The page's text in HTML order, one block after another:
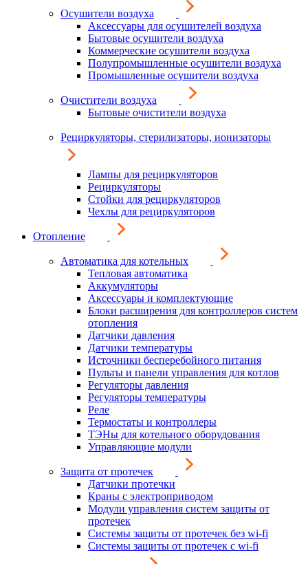
Осушители воздуха
Аксессуары для осушителей воздуха
Бытовые осушители воздуха
Коммерческие осушители воздуха
Полупромышленные осушители воздуха
Промышленные осушители воздуха
Очистители воздуха
Бытовые очистители воздуха
Рециркуляторы, стерилизаторы, ионизаторы
Лампы для рециркуляторов
Рециркуляторы
Стойки для рециркуляторов
Чехлы для рециркуляторов
Отопление
Автоматика для котельных
Тепловая автоматика
Аккумуляторы
Аксессуары и комплектующие
Блоки расширения для контроллеров систем
отопления
Датчики давления
Датчики температуры
Источники бесперебойного питания
Пульты и панели управления для котлов
Регуляторы давления
Регуляторы температуры
Реле
Термостаты и контроллеры
ТЭНы для котельного оборудования
Управляющие модули
Защита от протечек
Датчики протечки
Краны с электроприводом
Модули управления систем защиты от
протечек
Системы защиты от протечек без wi-fi
Системы защиты от протечек с wi-fi